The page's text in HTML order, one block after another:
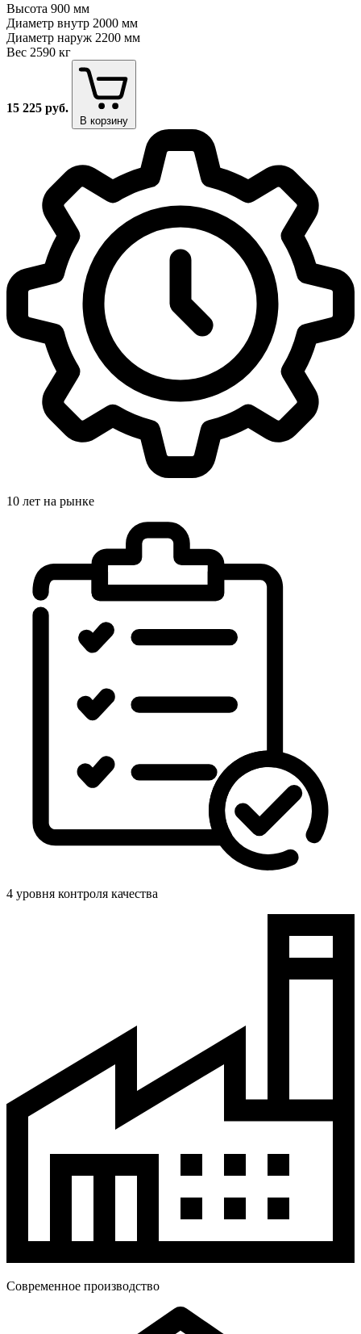
Высота 900 мм
Диаметр внутр 2000 мм
Диаметр наруж 2200 мм
Вес 2590 кг
15 225 руб.
В корзину
10 лет на рынке
4 уровня контроля качества
Современное производство